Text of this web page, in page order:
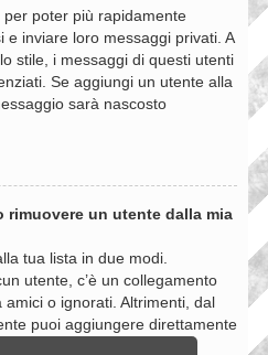
poter più rapidamente
e inviare loro messaggi privati. A
stile, i messaggi di questi utenti
Se aggiungi un utente alla
sarà nascosto
rimuovere un utente dalla mia
tua lista in due modi.
utente, c’è un collegamento
o ignorati. Altrimenti, dal
puoi aggiungere direttamente